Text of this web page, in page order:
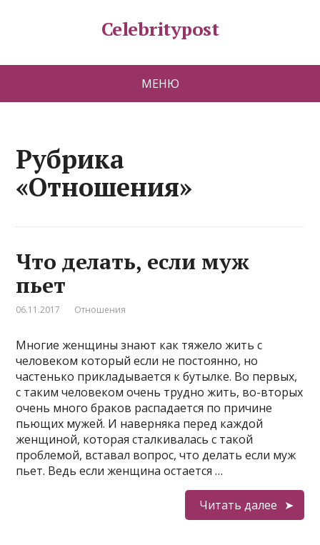
Celebritypost
МЕНЮ
Рубрика
«Отношения»
Что делать, если муж
пьет
06.11.2017 Отношения
Многие женщины знают как тяжело жить с
человеком который если не постоянно, но
частенько прикладывается к бутылке. Во первых,
с таким человеком очень трудно жить, во-вторых
очень много браков распадается по причине
пьющих мужей. И наверняка перед каждой
женщиной, которая сталкивалась с такой
проблемой, вставал вопрос, что делать если муж
пьет. Ведь если женщина остается …
Читать далее